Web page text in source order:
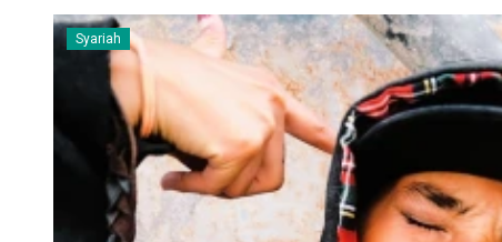
Syariah
Jangan Nilai dari Penampilan!
Menggetarkan Hati